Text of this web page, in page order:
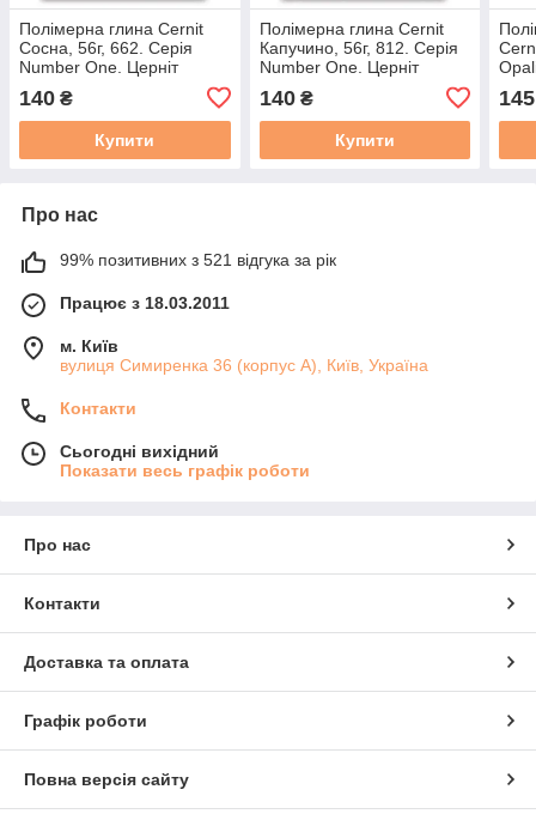
Полімерна глина Cernit
Сосна, 56г, 662. Серія
Number One. Церніт
140 ₴
Купити
Полімерна глина Cernit
Капучино, 56г, 812. Серія
Number One. Церніт
140₴
Купити
145
Про нас
99% позитивних з 521 відгука за рік
Працює з 18.03.2011
м. Київ
вулиця Симиренка 36 (корпус А), Київ, Україна
Контакти
Сьогодні вихідний
Показати весь графік роботи
Про нас
Контакти
Доставка та оплата
Графік роботи
Повна версія сайту